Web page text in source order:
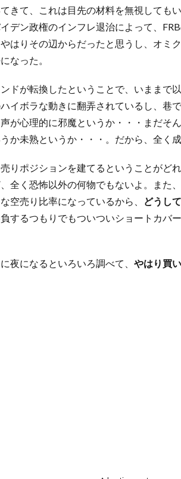
きて、これは目先の材料を無視しても
デン政権のインフレ退治によって、
はりその辺からだったと思うし、オミ
なった。
ドが転換したということで、いままで
イボラな動きに翻弄されているし、巷
が心理的に邪魔というか・・・まだそ
か未熟というか・・・。だから、全く
りポジションを建てるということがど
全く恐怖以外の何物でもないよ。また
空売り比率になっているから、
どうし
するつもりでもついついショートカバ
夜になるといろいろ調べて、 やはり買